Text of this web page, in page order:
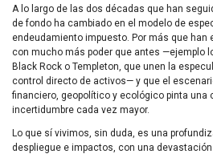
A lo largo de las dos décadas que han
de fondo ha cambiado en el modelo de
endeudamiento impuesto. Por más que han
con mucho más poder que antes —ejemplo
Black Rock o Templeton, que unen la
control directo de activos— y que el
financiero, geopolítico y ecológico pinta una
incertidumbre cada vez mayor.
Lo que sí vivimos, sin duda, es una
despliegue e impactos, con una